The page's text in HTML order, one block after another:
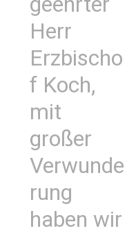
Herr
Erzbischo
f Koch,
mit
großer
Verwunde
rung
haben wir